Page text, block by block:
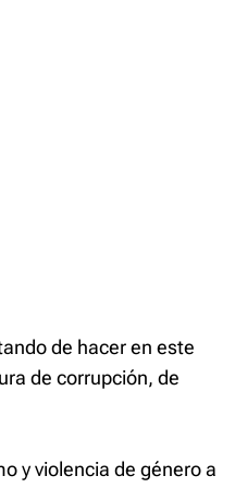
de hacer en este
de corrupción, de
y violencia de género a